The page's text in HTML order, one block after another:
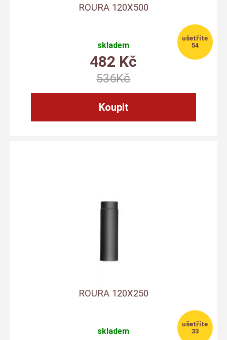
ROURA 120X500
skladem
482 Kč
54
536Kč
ROURA 120X250
skladem 33